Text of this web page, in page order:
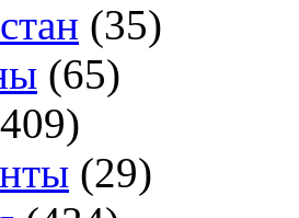
(35)
(65)
(29)